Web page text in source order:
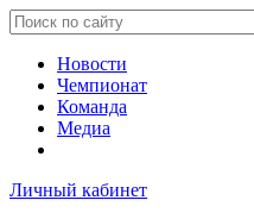
Новости
Чемпионат
Команда
Медиа
Личный кабинет